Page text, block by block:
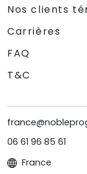
Nos clients
Carrières
FAQ
T&C
06 61 96 85 61
France